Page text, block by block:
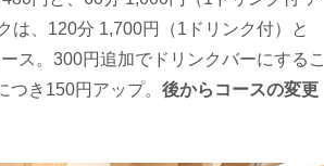
は、120分 1,700円（1ドリンク付）と
ス。300円追加でドリンクバーにするこ
き150円アップ。 後からコースの変更